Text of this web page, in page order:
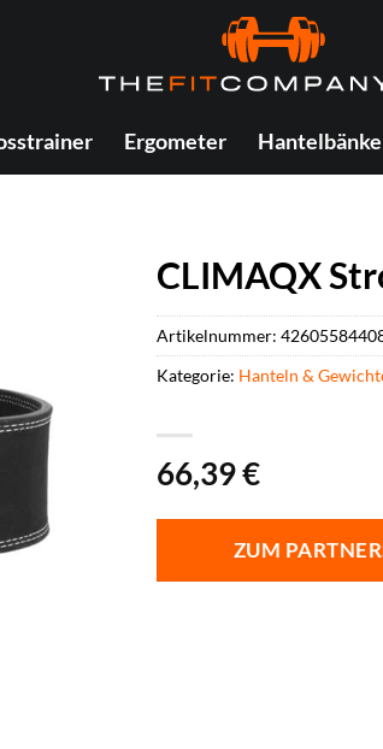
Ergometer Hantelbänke
CLIMAQX
66,39€
ZUM
Artikelnummer:
Kategorie: Hanteln &